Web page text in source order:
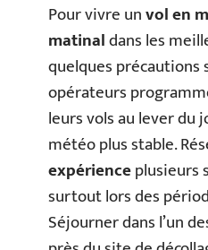
Pour vivre unvol en
matinaldans les
quelques précautions
opérateurs
leurs vols au lever du
météo plus stable.
expérienceplusieurs
surtout lors des
Séjourner dans l’un